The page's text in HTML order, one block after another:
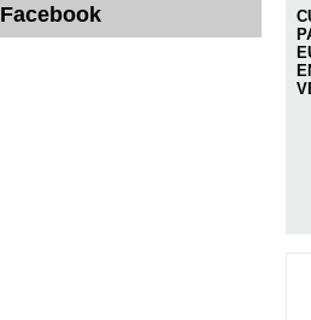
Facebook